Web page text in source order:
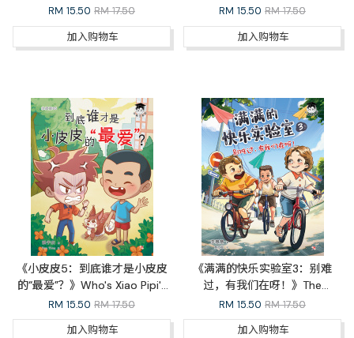
Around! A Dreamy Party
Awaits!（完结篇）
RM 15.50 RM 17.50
加入购物车
The Game Today 2: The
Enchanted Board Game
RM 15.50 RM 17.50
加入购物车
《小皮皮5：到底谁才是小皮皮
的“最爱”？》Who's Xiao Pipi's
Best Buddy?（完结篇）
RM 15.50 RM 17.50
加入购物车
《满满的快乐实验室3：别难
过，有我们在呀！》The
Happiness Lab 03: We've Got
Your Back（完结篇）
RM 15.50 RM 17.50
加入购物车